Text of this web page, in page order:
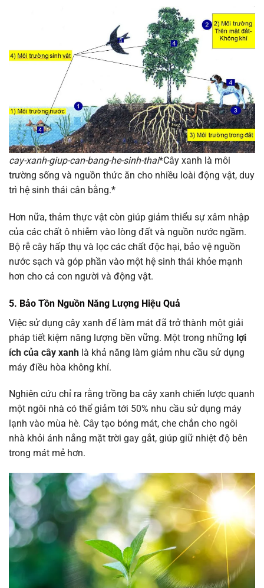
cay-xanh-giup-can-bang-he-sinh-thai*Cây xanh là môi
trường sống và nguồn thức ăn cho nhiều loài động vật, duy
trì hệ sinh thái cân bằng.*
Hơn nữa, thảm thực vật còn giúp giảm thiểu sự xâm nhập
của các chất ô nhiễm vào lòng đất và nguồn nước ngầm.
Bộ rễ cây hấp thụ và lọc các chất độc hại, bảo vệ nguồn
nước sạch và góp phần vào một hệ sinh thái khỏe mạnh
hơn cho cả con người và động vật.
5. Bảo Tồn Nguồn Năng Lượng Hiệu Quả
Việc sử dụng cây xanh để làm mát đã trở thành một giải
pháp tiết kiệm năng lượng bền vững. Một trong những lợi
ích của cây xanh là khả năng làm giảm nhu cầu sử dụng
máy điều hòa không khí.
Nghiên cứu chỉ ra rằng trồng ba cây xanh chiến lược quanh
một ngôi nhà có thể giảm tới 50% nhu cầu sử dụng máy
lạnh vào mùa hè. Cây tạo bóng mát, che chắn cho ngôi
nhà khỏi ánh nắng mặt trời gay gắt, giúp giữ nhiệt độ bên
trong mát mẻ hơn.